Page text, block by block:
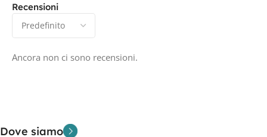
Recensioni
Ancora non ci sono recensioni.
Dove siamo